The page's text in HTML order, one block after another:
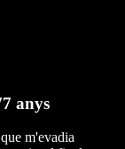
anys
m'evadia